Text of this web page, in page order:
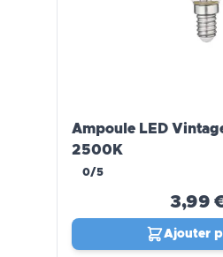
Ampoule LED
2500K
0/5
3,99
Ajouter